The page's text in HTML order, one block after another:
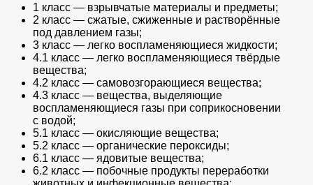
1 класс — взрывчатые материалы и предметы;
2 класс — сжатые, сжиженные и растворённые
под давлением газы;
3 класс — легко воспламеняющиеся жидкости;
4.1 класс — легко воспламеняющиеся твёрдые
вещества;
4.2 класс — самовозгорающиеся вещества;
4.3 класс — вещества, выделяющие
воспламеняющиеся газы при соприкосновении
с водой;
5.1 класс — окисляющие вещества;
5.2 класс — органические пероксиды;
6.1 класс — ядовитые вещества;
6.2 класс — побочные продукты переработки